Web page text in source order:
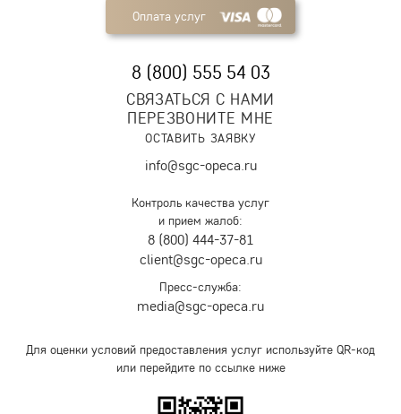
Оплата услуг
8 (800) 555 54 03
СВЯЗАТЬСЯ С НАМИ
ПЕРЕЗВОНИТЕ МНЕ
ОСТАВИТЬ ЗАЯВКУ
info@sgc-opeca.ru
Контроль качества услуг
и прием жалоб:
8 (800) 444-37-81
client@sgc-opeca.ru
Пресс-служба:
media@sgc-opeca.ru
Для оценки условий предоставления услуг используйте QR-код
или перейдите по ссылке ниже